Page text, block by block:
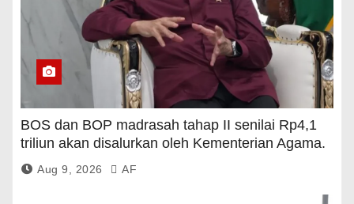
BOS dan BOP madrasah tahap II senilai Rp4,1
triliun akan disalurkan oleh Kementerian Agama.
Aug 9, 2026 AF